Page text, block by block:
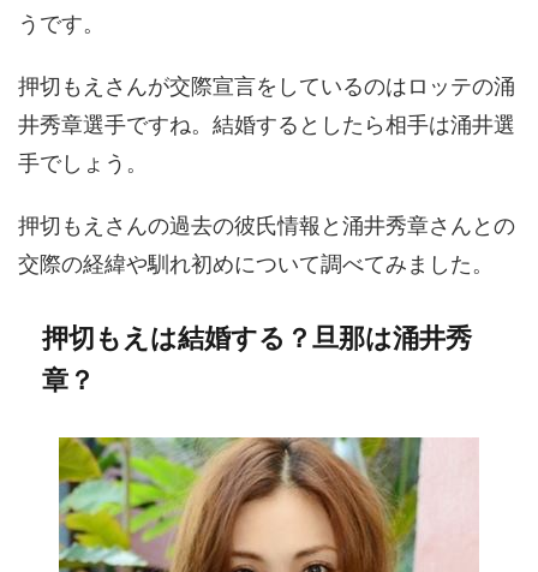
うです。
押切もえさんが交際宣言をしているのはロッテの涌
井秀章選手ですね。結婚するとしたら相手は涌井選
手でしょう。
押切もえさんの過去の彼氏情報と涌井秀章さんとの
交際の経緯や馴れ初めについて調べてみました。
押切もえは結婚する？旦那は涌井秀
章？